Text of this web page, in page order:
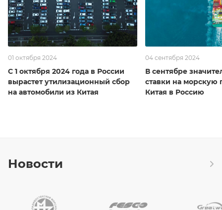
01 октября 2024
С 1 октября 2024 года в России
вырастет утилизационный сбор
на автомобили из Китая
04 сентября 2024
В сентябре
ставки на морскую
Китая в Россию
Новости